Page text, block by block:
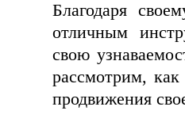
Благодаря
отличным
свою
рассмотрим,
продвижения